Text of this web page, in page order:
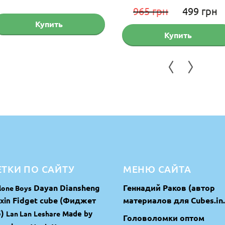
Купить
965грн
цена
составляла
965 грн.
499 грн
Купить
ПО САЙТУ
Boys Dayan Diansheng
Fidget cube (Фиджет
Lan Lan Leshare Made by
МЕНЮ САЙТА
Геннадий Раков (автор
материалов для
Головоломки оптом